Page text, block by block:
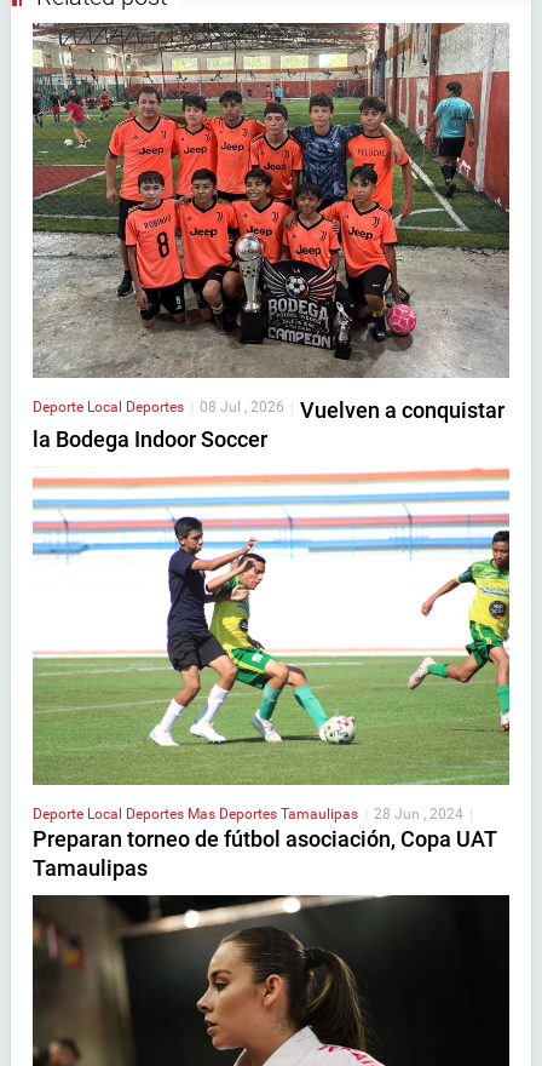
Deporte Local Deportes | 08 Jul , 2026 | Vuelven a conquistar
la Bodega Indoor Soccer
Deporte Local Deportes Mas Deportes Tamaulipas | 28 Jun , 2024 |
Preparan torneo de fútbol asociación, Copa UAT
Tamaulipas